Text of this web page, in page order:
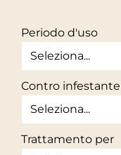
Periodo d'uso
Seleziona...
Contro infestante
Seleziona...
Trattamento per